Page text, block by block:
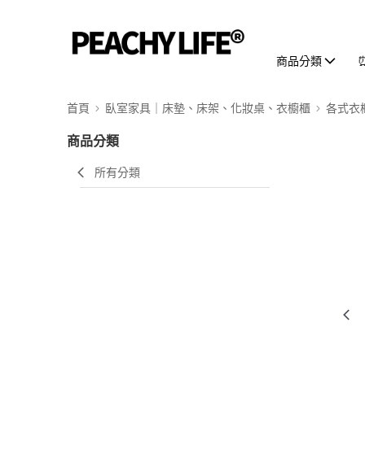
商品分類
首頁 臥室家具｜床墊、床架、化妝桌、衣櫥櫃 各式衣
商品分類
所有分類